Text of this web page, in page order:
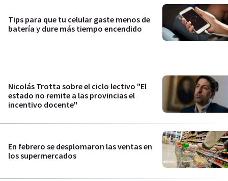
Tips para que tu celular gaste menos de
batería y dure más tiempo encendido
Nicolás Trotta sobre el ciclo lectivo "El
estado no remite a las provincias el
incentivo docente"
En febrero se desplomaron las ventas en
los supermercados